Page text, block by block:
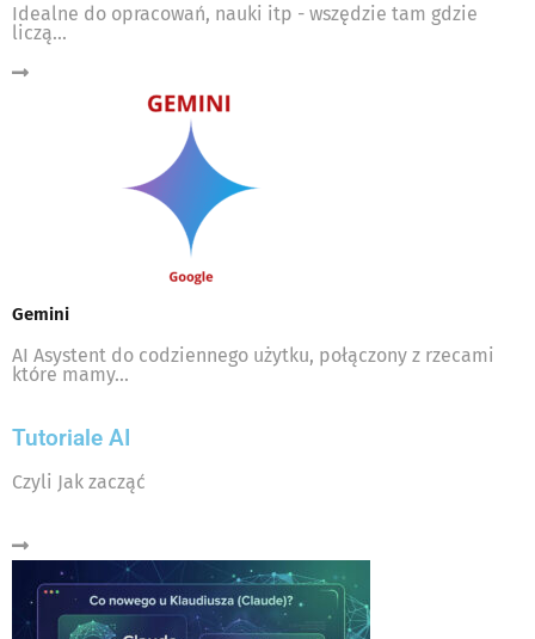
Idealne do opracowań, nauki itp - wszędzie tam gdzie
liczą...
Gemini
AI Asystent do codziennego użytku, połączony z rzecami
które mamy...
Tutoriale AI
Czyli Jak zacząć